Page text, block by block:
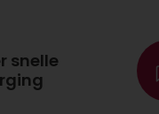
snelle